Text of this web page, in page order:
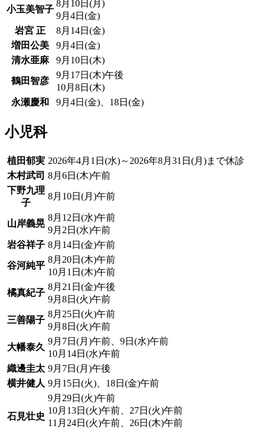
小玉美智子
8月10日(月)
9月4日(金)
岩宮 正
8月14日(金)
増田公美
9月4日(金)
清水亜麻
9月10日(木)
鶴田智彦
9月17日(木)午後
10月8日(木)
永瀬慶和
9月4日(金)、18日(金)
小児科
植田郁実 2026年4月1日(水)～2026年8月31日(月)まで休診
木村武司 8月6日(木)午前
下野九理
子
8月10日(月)午前
山岸義晃
8月12日(水)午前
9月2日(水)午前
岩谷祥子 8月14日(金)午前
谷河純平
8月20日(木)午前
10月1日(木)午前
橘真紀子
8月21日(金)午後
9月8日(火)午前
三善陽子
8月25日(火)午前
9月8日(火)午前
大幡泰久
9月7日(月)午前、9日(水)午前
10月14日(水)午前
織邊圭太 9月7日(月)午後
横井健人 9月15日(火)、18日(金)午前
石見壮史
9月29日(火)午前
10月13日(火)午前、27日(火)午前
11月24日(火)午前、26日(木)午前